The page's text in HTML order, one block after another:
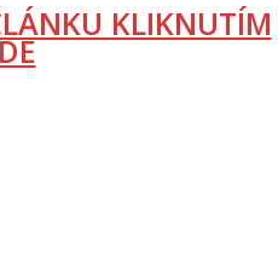
KLIKNUTÍM